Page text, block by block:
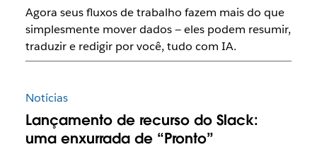
Agora seus fluxos de trabalho fazem mais do que
simplesmente mover dados — eles podem resumir,
traduzir e redigir por você, tudo com IA.
Notícias
Lançamento de recurso do Slack:
uma enxurrada de “Pronto”